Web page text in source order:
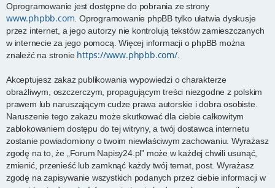
Oprogramowanie jest dostępne do pobrania ze strony
www.phpbb.com . Oprogramowanie phpBB tylko ułatwia dyskusje
przez internet, a jego autorzy nie kontrolują tekstów zamieszczanych
w internecie za jego pomocą. Więcej informacji o phpBB można
znaleźć na stronie https://www.phpbb.com/.
Akceptujesz zakaz publikowania wypowiedzi o charakterze
obraźliwym, oszczerczym, propagującym treści niezgodne z polskim
prawem lub naruszającym cudze prawa autorskie i dobra osobiste.
Naruszenie tego zakazu może skutkować dla ciebie całkowitym
zablokowaniem dostępu do tej witryny, a twój dostawca internetu
zostanie powiadomiony o twoim niewłaściwym zachowaniu. Wyrażasz
zgodę na to, że „Forum Napisy24.pl” może w każdej chwili usunąć,
zmienić, przenieść lub zamknąć każdy twój temat, post. Wyrażasz
zgodę na zapisywanie wszystkich podanych przez ciebie informacji w